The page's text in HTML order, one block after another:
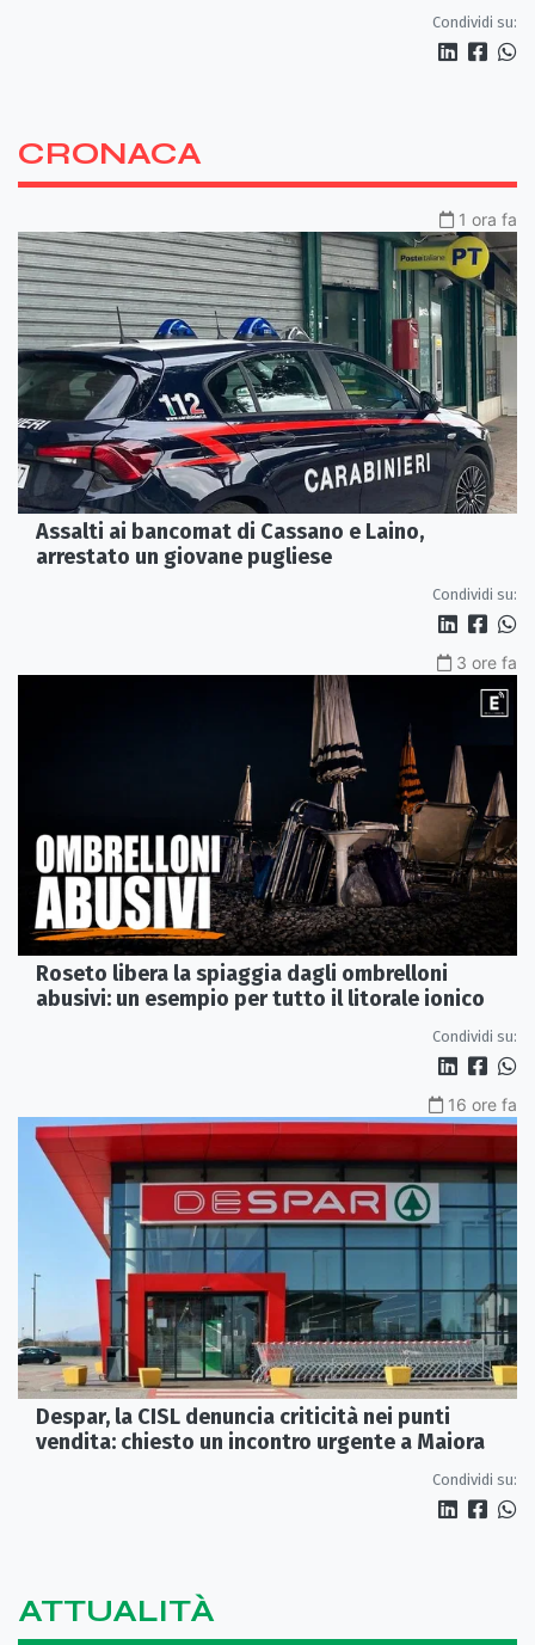
Condividi su:
CRONACA
1 ora fa
Assalti ai bancomat di Cassano e Laino,
arrestato un giovane pugliese
Condividi su:
3 ore fa
Roseto libera la spiaggia dagli ombrelloni
abusivi: un esempio per tutto il litorale ionico
Condividi su:
16 ore fa
Despar, la CISL denuncia criticità nei punti
vendita: chiesto un incontro urgente a Maiora
Condividi su:
ATTUALITÀ